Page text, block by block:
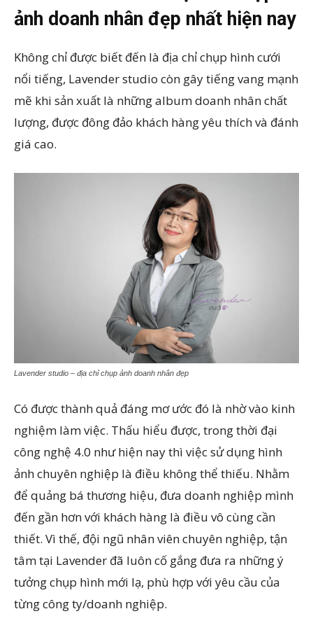
ảnh doanh nhân đẹp nhất hiện nay
Không chỉ được biết đến là địa chỉ chụp hình cưới
nổi tiếng, Lavender studio còn gây tiếng vang mạnh
mẽ khi sản xuất là những album doanh nhân chất
lượng, được đông đảo khách hàng yêu thích và đánh
giá cao.
Lavender studio – địa chỉ chụp ảnh doanh nhân đẹp
Có được thành quả đáng mơ ước đó là nhờ vào kinh
nghiệm làm việc. Thấu hiểu được, trong thời đại
công nghệ 4.0 như hiện nay thì việc sử dụng hình
ảnh chuyên nghiệp là điều không thể thiếu. Nhằm
để quảng bá thương hiệu, đưa doanh nghiệp mình
đến gần hơn với khách hàng là điều vô cùng cần
thiết. Vì thế, đội ngũ nhân viên chuyên nghiệp, tận
tâm tại Lavender đã luôn cố gắng đưa ra những ý
tưởng chụp hình mới lạ, phù hợp với yêu cầu của
từng công ty/doanh nghiệp.